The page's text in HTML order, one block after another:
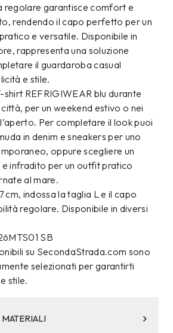
regolare garantisce comfort e
rendendo il capo perfetto per un
e versatile. Disponibile in
rappresenta una soluzione
il guardaroba casual
e stile.
shirt REFRIGIWEAR blu durante
per un weekend estivo o nei
Per completare il look puoi
in denim e sneakers per uno
oppure scegliere un
infradito per un outfit pratico
al mare.
cm, indossa la taglia L e il capo
regolare. Disponibile in diversi
SB
su SecondaStrada.com sono
selezionati per garantirti
stile.